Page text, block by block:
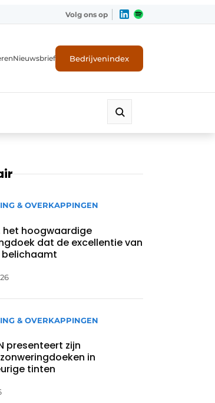
Volg ons op
Nieuwsbrief Bedrijvenindex
& OVERKAPPINGEN
het hoogwaardige
dat de excellentie van
& OVERKAPPINGEN
presenteert zijn
in
tinten